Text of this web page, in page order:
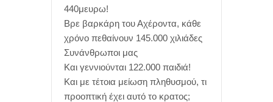
440μευρω!
Βρε βαρκάρη του Αχέροντα, κάθε
χρόνο πεθαίνουν 145.000 χιλιάδες
Συνάνθρωποι μας
Και γεννιούνται 122.000 παιδιά!
Και με τέτοια μείωση πληθυσμού, τι
προοπτική έχει αυτό το κρατος;